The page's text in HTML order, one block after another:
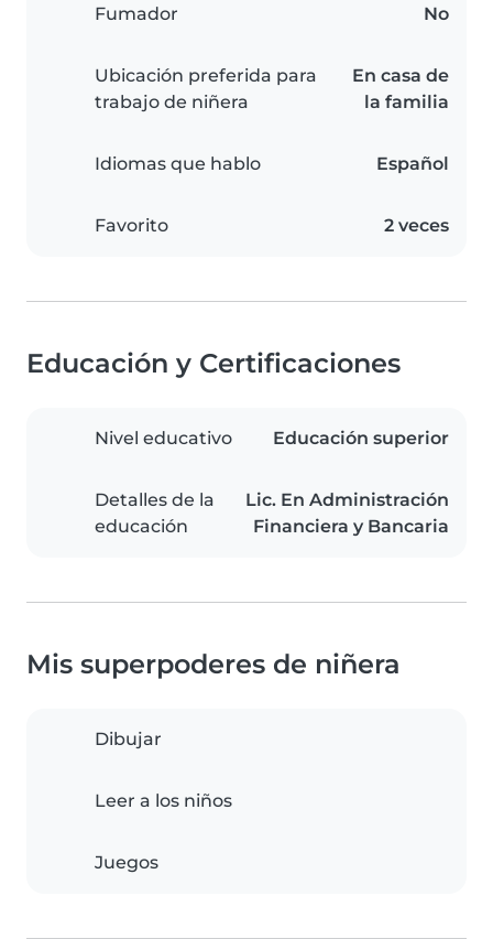
Fumador No
Ubicación preferida para
trabajo de niñera
En casa de
la familia
Idiomas que hablo Español
Favorito 2 veces
Educación y Certificaciones
Nivel educativo Educación superior
Detalles de la
educación
Lic. En Administración
Financiera y Bancaria
Mis superpoderes de niñera
Dibujar
Leer a los niños
Juegos